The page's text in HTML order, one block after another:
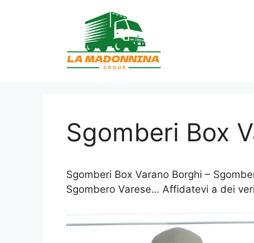
Sgomberi Box
Sgomberi Box Varano Borghi –
Sgombero Varese… Affidatevi a dei